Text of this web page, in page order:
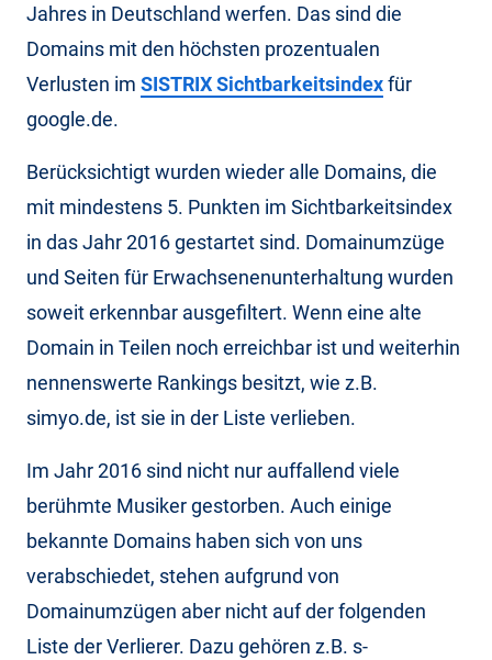
Jahres in Deutschland werfen. Das sind die
Domains mit den höchsten prozentualen
Verlusten im SISTRIX Sichtbarkeitsindexfür
google.de.
Berücksichtigt wurden wieder alle Domains, die
mit mindestens 5. Punkten im Sichtbarkeitsindex
in das Jahr 2016 gestartet sind. Domainumzüge
und Seiten für Erwachsenenunterhaltung wurden
soweit erkennbar ausgefiltert. Wenn eine alte
Domain in Teilen noch erreichbar ist und weiterhin
nennenswerte Rankings besitzt, wie z.B.
simyo.de, ist sie in der Liste verlieben.
Im Jahr 2016 sind nicht nur auffallend viele
berühmte Musiker gestorben. Auch einige
bekannte Domains haben sich von uns
verabschiedet, stehen aufgrund von
Domainumzügen aber nicht auf der folgenden
Liste der Verlierer. Dazu gehören z.B. s-